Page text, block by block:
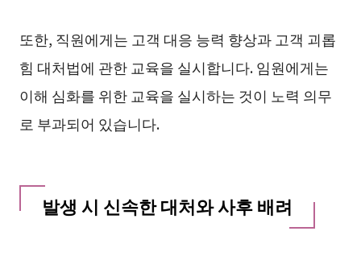
또한, 직원에게는 고객 대응 능력 향상과 고객 괴롭
힘 대처법에 관한 교육을 실시합니다. 임원에게는
이해 심화를 위한 교육을 실시하는 것이 노력 의무
로 부과되어 있습니다.
발생 시 신속한 대처와 사후 배려